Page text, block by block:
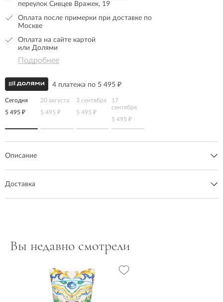
4 платежа по 5 495 ₽
Сегодня
5 495 ₽
20 августа
5 495 ₽
3 сентября
5 495 ₽
17
сентября
5 495 ₽
переулок Сивцев Вражек, 19
Оплата после примерки при доставке по
Москве
Оплата на сайте картой
или Долями
Подробнее
Описание
Доставка
Вы недавно смотрели